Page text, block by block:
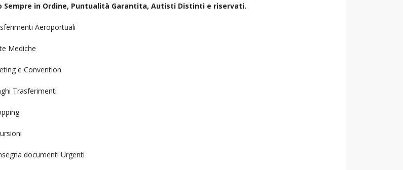
Sempre in Ordine, Puntualità Garantita, Autisti Distinti e riservati.
Aeroportuali
Mediche
e Convention
Trasferimenti
documenti Urgenti